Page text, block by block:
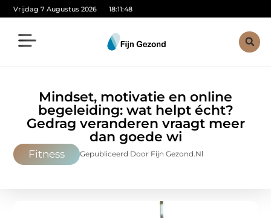
Vrijdag 7 Augustus 2026 18:11:50
Mindset, motivatie en online
begeleiding: wat helpt écht?
Gedrag veranderen vraagt meer
dan goede wi
Fitness Gepubliceerd Door Fijn Gezond.nl